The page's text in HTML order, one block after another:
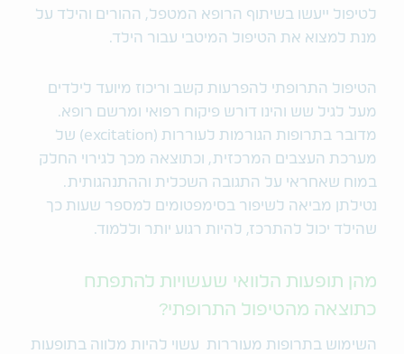
לטיפול ייעשו בשיתוף הרופא המטפל, ההורים והילד על
מנת למצוא את הטיפול המיטבי עבור הילד.
הטיפול התרופתי להפרעות קשב וריכוז מיועד לילדים
מעל לגיל שש והינו דורש פיקוח רפואי ומרשם רופא.
מדובר בתרופות הגורמות לעוררות (excitation) של
מערכת העצבים המרכזית, וכתוצאה מכך לגירוי החלק
במוח שאחראי על התגובה השכלית וההתנהגותית.
נטילתן מביאה לשיפור בסימפטומים למספר שעות כך
שהילד יכול להתרכז, להיות רגוע יותר וללמוד.
מהן תופעות הלוואי שעשויות להתפתח
כתוצאה מהטיפול התרופתי?
השימוש בתרופות מעוררות עשוי להיות מלווה בתופעות